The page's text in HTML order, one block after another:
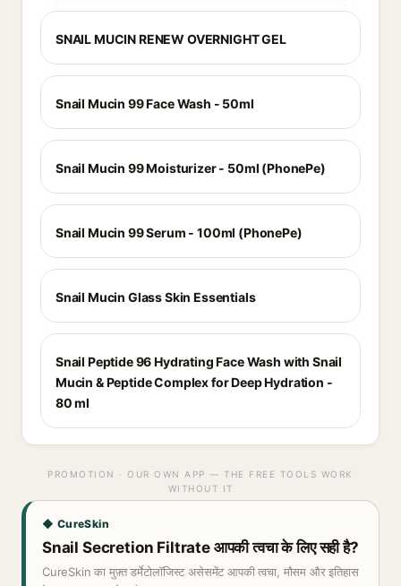
SNAIL MUCIN RENEW OVERNIGHT GEL
Snail Mucin 99 Face Wash - 50ml
Snail Mucin 99 Moisturizer - 50ml (PhonePe)
Snail Mucin 99 Serum - 100ml (PhonePe)
Snail Mucin Glass Skin Essentials
Snail Peptide 96 Hydrating Face Wash with Snail
Mucin & Peptide Complex for Deep Hydration -
80 ml
PROMOTION · OUR OWN APP — THE FREE TOOLS WORK
WITHOUT IT
◆ CureSkin
Snail Secretion Filtrate आपकी त्वचा के लिए सही है?
CureSkin का मुफ़्त डर्मेटोलॉजिस्ट असेसमेंट आपकी त्वचा, मौसम और इतिहास